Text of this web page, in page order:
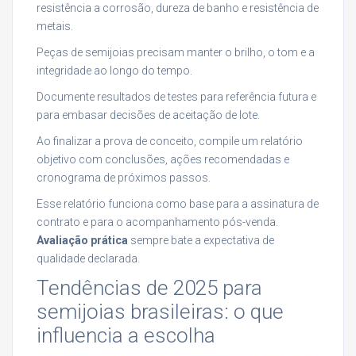
resistência a corrosão, dureza de banho e resistência de
metais.
Peças de semijoias precisam manter o brilho, o tom e a
integridade ao longo do tempo.
Documente resultados de testes para referência futura e
para embasar decisões de aceitação de lote.
Ao finalizar a prova de conceito, compile um relatório
objetivo com conclusões, ações recomendadas e
cronograma de próximos passos.
Esse relatório funciona como base para a assinatura de
contrato e para o acompanhamento pós-venda.
Avaliação prática sempre bate a expectativa de
qualidade declarada.
Tendências de 2025 para
semijoias brasileiras: o que
influencia a escolha